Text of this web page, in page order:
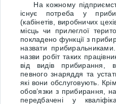
На кожному
існує потреба у
(кабінетів, виробничих
місць чи прилеглої
покладено функції з
назвати
назви робіт таких
від видів прибирання,
певного знаряддя та
які вони обслуговують.
обов’язки з прибирання,
передбачені у